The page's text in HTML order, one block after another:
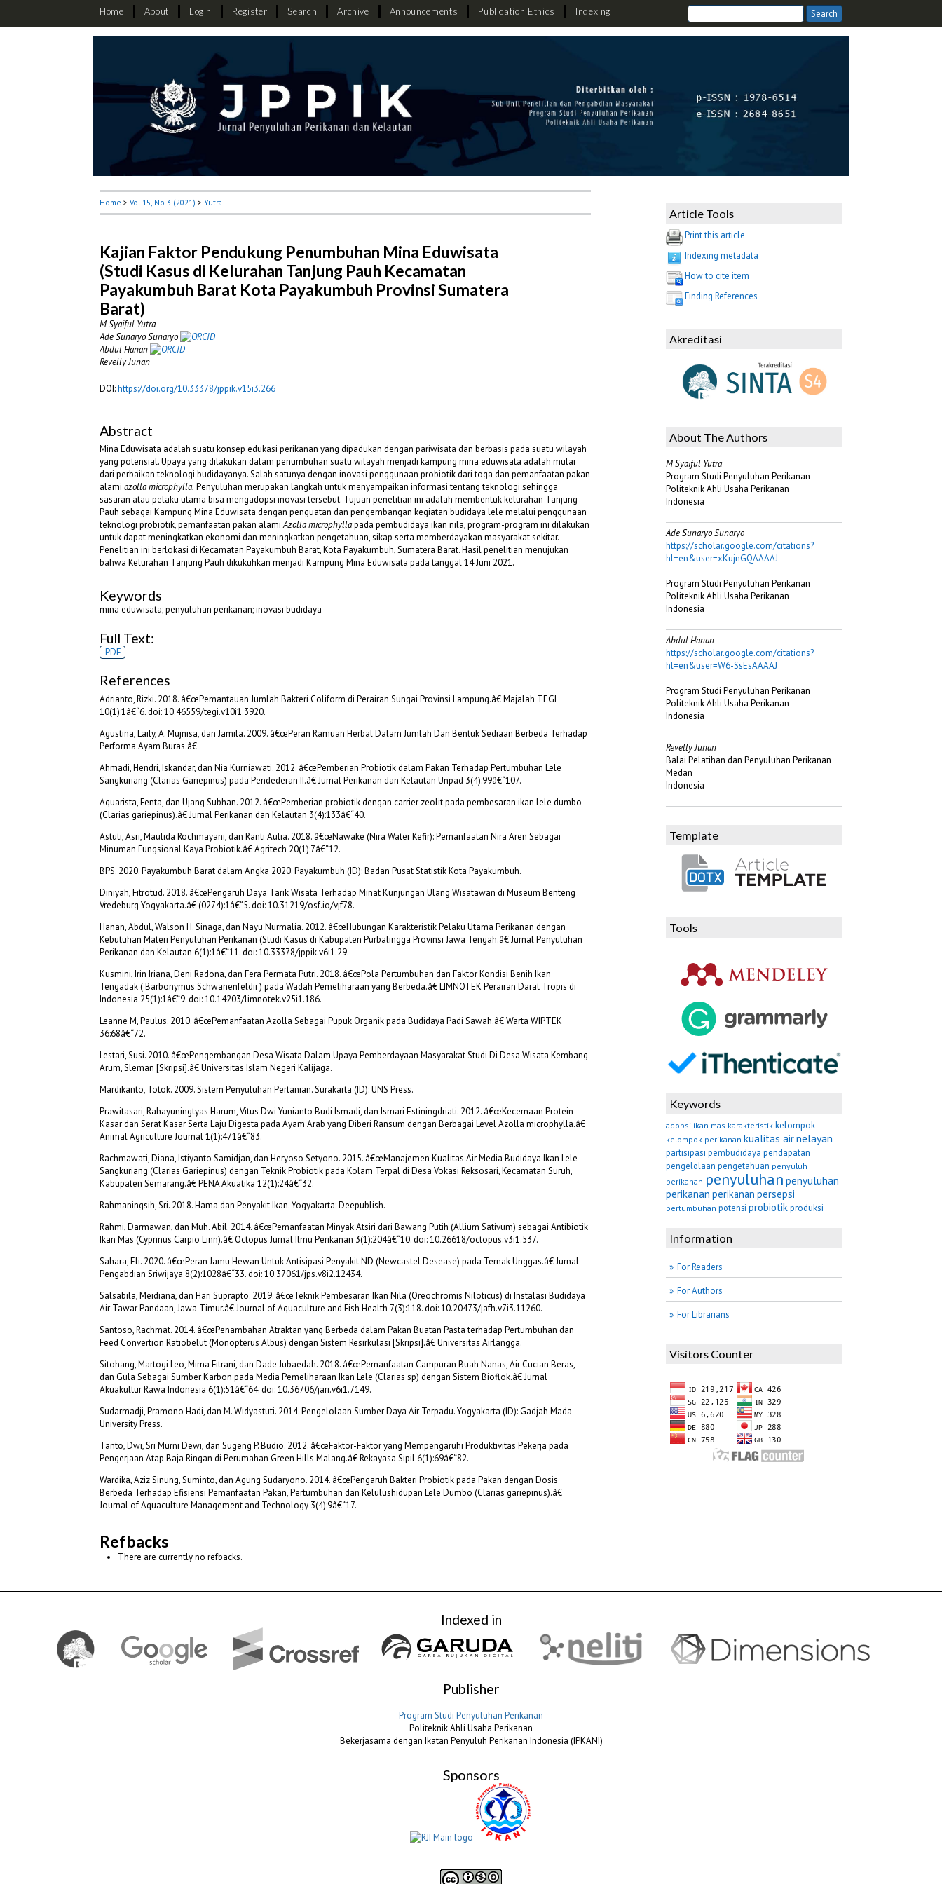
Home About Login Register Search Archive Announcements Publication Ethics Indexing
Article Tools
Print this article
Indexing metadata
How to cite item
Finding References
Akreditasi
About The Authors
M Syaiful Yutra
Program Studi Penyuluhan Perikanan
Politeknik Ahli Usaha Perikanan
Indonesia
Ade Sunaryo Sunaryo
https://scholar.google.com/citations?
hl=en&user=xKujnGQAAAAJ
Program Studi Penyuluhan Perikanan
Politeknik Ahli Usaha Perikanan
Indonesia
Abdul Hanan
https://scholar.google.com/citations?
hl=en&user=W6-SsEsAAAAJ
Program Studi Penyuluhan Perikanan
Politeknik Ahli Usaha Perikanan
Indonesia
Revelly Junan
Balai Pelatihan dan Penyuluhan Perikanan
Medan
Indonesia
Template
Tools
Keywords
adopsi ikan mas karakteristik kelompok
kelompok perikanan kualitas airnelayan
partisipasi pembudidaya pendapatan
pengelolaan pengetahuan penyuluh
perikanan penyuluhan penyuluhan
perikanan perikanan persepsi
pertumbuhan potensi probiotik produksi
Information
For Readers
For Authors
For Librarians
Visitors Counter
Home > Vol 15, No 3 (2021) > Yutra
Kajian Faktor Pendukung Penumbuhan Mina Eduwisata
(Studi Kasus di Kelurahan Tanjung Pauh Kecamatan
Payakumbuh Barat Kota Payakumbuh Provinsi Sumatera
Barat)
M Syaiful Yutra
Ade Sunaryo Sunaryo
Abdul Hanan
Revelly Junan
DOI:https://doi.org/10.33378/jppik.v15i3.266
Abstract
Mina Eduwisata adalah suatu konsep edukasi perikanan yang dipadukan dengan pariwisata dan berbasis pada suatu wilayah
yang potensial. Upaya yang dilakukan dalam penumbuhan suatu wilayah menjadi kampung mina eduwisata adalah mulai
dari perbaikan teknologi budidayanya. Salah satunya dengan inovasi penggunaan probiotik dari toga dan pemanfaatan pakan
alami azolla microphylla. Penyuluhan merupakan langkah untuk menyampaikan informasi tentang teknologi sehingga
sasaran atau pelaku utama bisa mengadopsi inovasi tersebut. Tujuan penelitian ini adalah membentuk kelurahan Tanjung
Pauh sebagai Kampung Mina Eduwisata dengan penguatan dan pengembangan kegiatan budidaya lele melalui penggunaan
teknologi probiotik, pemanfaatan pakan alamiAzolla microphyllapada pembudidaya ikan nila, program-program ini dilakukan
untuk dapat meningkatkan ekonomi dan meningkatkan pengetahuan, sikap serta memberdayakan masyarakat sekitar.
Penelitian ini berlokasi di Kecamatan Payakumbuh Barat, Kota Payakumbuh, Sumatera Barat. Hasil penelitian menujukan
bahwa Kelurahan Tanjung Pauh dikukuhkan menjadi Kampung Mina Eduwisata pada tanggal 14 Juni 2021.
Keywords
mina eduwisata; penyuluhan perikanan; inovasi budidaya
Full Text:
PDF
References
Adrianto, Rizki. 2018. â€œPemantauan Jumlah Bakteri Coliform di Perairan Sungai Provinsi Lampung.â€ Majalah TEGI
10(1):1â€“6. doi: 10.46559/tegi.v10i1.3920.
Agustina, Laily, A. Mujnisa, dan Jamila. 2009. â€œPeran Ramuan Herbal Dalam Jumlah Dan Bentuk Sediaan Berbeda Terhadap
Performa Ayam Buras.â€
Ahmadi, Hendri, Iskandar, dan Nia Kurniawati. 2012. â€œPemberian Probiotik dalam Pakan Terhadap Pertumbuhan Lele
Sangkuriang (Clarias Gariepinus) pada Pendederan II.â€ Jurnal Perikanan dan Kelautan Unpad 3(4):99â€“107.
Aquarista, Fenta, dan Ujang Subhan. 2012. â€œPemberian probiotik dengan carrier zeolit pada pembesaran ikan lele dumbo
(Clarias gariepinus).â€ Jurnal Perikanan dan Kelautan 3(4):133â€“40.
Astuti, Asri, Maulida Rochmayani, dan Ranti Aulia. 2018. â€œNawake (Nira Water Kefir): Pemanfaatan Nira Aren Sebagai
Minuman Fungsional Kaya Probiotik.â€ Agritech 20(1):7â€“12.
BPS. 2020. Payakumbuh Barat dalam Angka 2020. Payakumbuh (ID): Badan Pusat Statistik Kota Payakumbuh.
Diniyah, Fitrotud. 2018. â€œPengaruh Daya Tarik Wisata Terhadap Minat Kunjungan Ulang Wisatawan di Museum Benteng
Vredeburg Yogyakarta.â€ (0274):1â€“5. doi: 10.31219/osf.io/vjf78.
Hanan, Abdul, Walson H. Sinaga, dan Nayu Nurmalia. 2012. â€œHubungan Karakteristik Pelaku Utama Perikanan dengan
Kebutuhan Materi Penyuluhan Perikanan (Studi Kasus di Kabupaten Purbalingga Provinsi Jawa Tengah.â€ Jurnal Penyuluhan
Perikanan dan Kelautan 6(1):1â€“11. doi: 10.33378/jppik.v6i1.29.
Kusmini, Irin Iriana, Deni Radona, dan Fera Permata Putri. 2018. â€œPola Pertumbuhan dan Faktor Kondisi Benih Ikan
Tengadak ( Barbonymus Schwanenfeldii ) pada Wadah Pemeliharaan yang Berbeda.â€ LIMNOTEK Perairan Darat Tropis di
Indonesia 25(1):1â€“9. doi: 10.14203/limnotek.v25i1.186.
Leanne M, Paulus. 2010. â€œPemanfaatan Azolla Sebagai Pupuk Organik pada Budidaya Padi Sawah.â€ Warta WIPTEK
36:68â€“72.
Lestari, Susi. 2010. â€œPengembangan Desa Wisata Dalam Upaya Pemberdayaan Masyarakat Studi Di Desa Wisata Kembang
Arum, Sleman [Skripsi].â€ Universitas Islam Negeri Kalijaga.
Mardikanto, Totok. 2009. Sistem Penyuluhan Pertanian. Surakarta (ID): UNS Press.
Prawitasari, Rahayuningtyas Harum, Vitus Dwi Yunianto Budi Ismadi, dan Ismari Estiningdriati. 2012. â€œKecernaan Protein
Kasar dan Serat Kasar Serta Laju Digesta pada Ayam Arab yang Diberi Ransum dengan Berbagai Level Azolla microphylla.â€
Animal Agriculture Journal 1(1):471â€“83.
Rachmawati, Diana, Istiyanto Samidjan, dan Heryoso Setyono. 2015. â€œManajemen Kualitas Air Media Budidaya Ikan Lele
Sangkuriang (Clarias Gariepinus) dengan Teknik Probiotik pada Kolam Terpal di Desa Vokasi Reksosari, Kecamatan Suruh,
Kabupaten Semarang.â€ PENA Akuatika 12(1):24â€“32.
Rahmaningsih, Sri. 2018. Hama dan Penyakit Ikan. Yogyakarta: Deepublish.
Rahmi, Darmawan, dan Muh. Abil. 2014. â€œPemanfaatan Minyak Atsiri dari Bawang Putih (Allium Sativum) sebagai Antibiotik
Ikan Mas (Cyprinus Carpio Linn).â€ Octopus Jurnal Ilmu Perikanan 3(1):204â€“10. doi: 10.26618/octopus.v3i1.537.
Sahara, Eli. 2020. â€œPeran Jamu Hewan Untuk Antisipasi Penyakit ND (Newcastel Desease) pada Ternak Unggas.â€ Jurnal
Pengabdian Sriwijaya 8(2):1028â€“33. doi: 10.37061/jps.v8i2.12434.
Salsabila, Meidiana, dan Hari Suprapto. 2019. â€œTeknik Pembesaran Ikan Nila (Oreochromis Niloticus) di Instalasi Budidaya
Air Tawar Pandaan, Jawa Timur.â€ Journal of Aquaculture and Fish Health 7(3):118. doi: 10.20473/jafh.v7i3.11260.
Santoso, Rachmat. 2014. â€œPenambahan Atraktan yang Berbeda dalam Pakan Buatan Pasta terhadap Pertumbuhan dan
Feed Convertion Ratiobelut (Monopterus Albus) dengan Sistem Resirkulasi [Skripsi].â€ Universitas Airlangga.
Sitohang, Martogi Leo, Mirna Fitrani, dan Dade Jubaedah. 2018. â€œPemanfaatan Campuran Buah Nanas, Air Cucian Beras,
dan Gula Sebagai Sumber Karbon pada Media Pemeliharaan Ikan Lele (Clarias sp) dengan Sistem Bioflok.â€ Jurnal
Akuakultur Rawa Indonesia 6(1):51â€“64. doi: 10.36706/jari.v6i1.7149.
Sudarmadji, Pramono Hadi, dan M. Widyastuti. 2014. Pengelolaan Sumber Daya Air Terpadu. Yogyakarta (ID): Gadjah Mada
University Press.
Tanto, Dwi, Sri Murni Dewi, dan Sugeng P. Budio. 2012. â€œFaktor-Faktor yang Mempengaruhi Produktivitas Pekerja pada
Pengerjaan Atap Baja Ringan di Perumahan Green Hills Malang.â€ Rekayasa Sipil 6(1):69â€“82.
Wardika, Aziz Sinung, Suminto, dan Agung Sudaryono. 2014. â€œPengaruh Bakteri Probiotik pada Pakan dengan Dosis
Berbeda Terhadap Efisiensi Pemanfaatan Pakan, Pertumbuhan dan Kelulushidupan Lele Dumbo (Clarias gariepinus).â€
Journal of Aquaculture Management and Technology 3(4):9â€“17.
Refbacks
There are currently no refbacks.
Indexed in
Publisher
Program Studi Penyuluhan Perikanan
Politeknik Ahli Usaha Perikanan
Bekerjasama dengan Ikatan Penyuluh Perikanan Indonesia (IPKANI)
Sponsors